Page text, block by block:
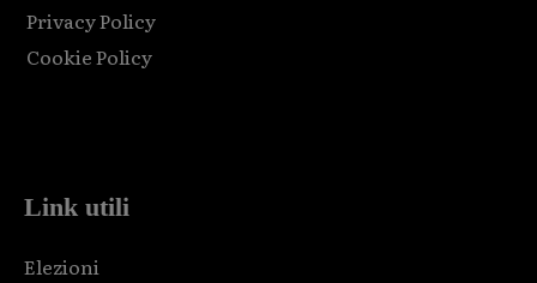
Privacy Policy
Cookie Policy
Link utili
Elezioni